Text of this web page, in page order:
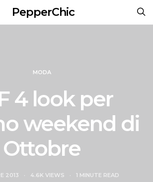
PepperChic
MODA
4 look per
weekend di
Ottobre
2013 4.6K VIEWS 1 MINUTE READ